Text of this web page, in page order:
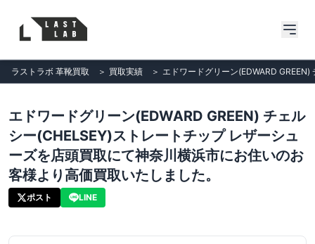
ラストラボ 革靴買取 ＞ 買取実績 ＞ エドワードグリーン(EDWARD
エドワードグリーン(EDWARD GREEN) チェル
シー(CHELSEY)ストレートチップ レザーシュ
ーズを店頭買取にて神奈川横浜市にお住いのお
客様より高価買取いたしました。
ポスト LINE